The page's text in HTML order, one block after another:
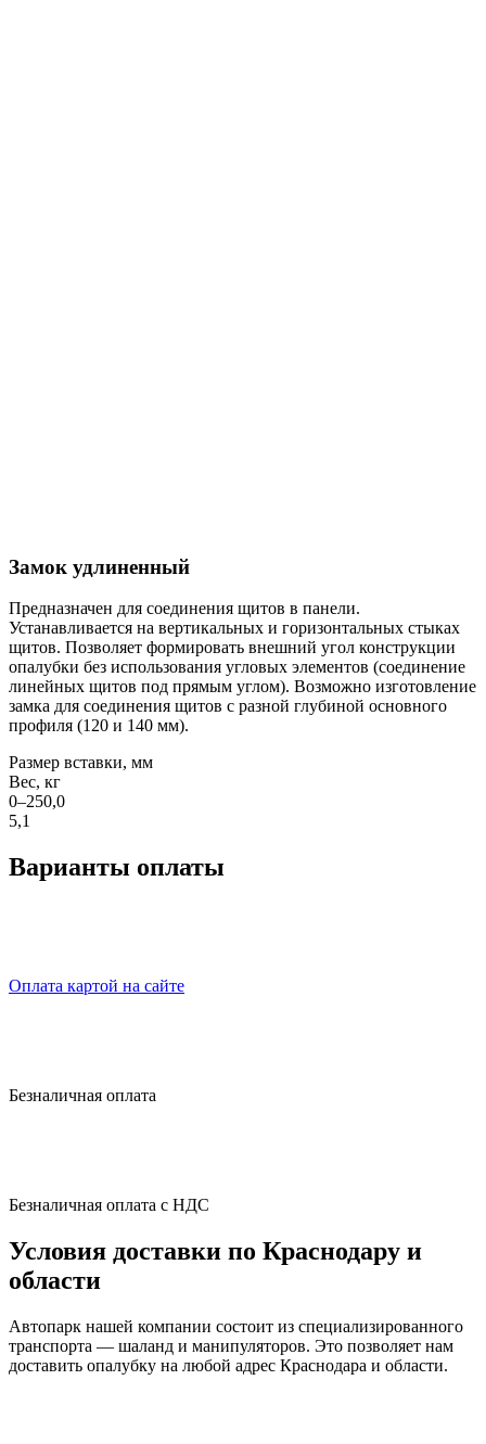
Замок удлиненный
Предназначен для соединения щитов в панели.
Устанавливается на вертикальных и горизонтальных стыках
щитов. Позволяет формировать внешний угол конструкции
опалубки без использования угловых элементов (соединение
линейных щитов под прямым углом). Возможно изготовление
замка для соединения щитов с разной глубиной основного
профиля (120 и 140 мм).
Размер вставки, мм
Вес, кг
0–250,0
5,1
Варианты оплаты
Оплата картой на сайте
Безналичная оплата
Безналичная оплата с НДС
Условия доставки по Краснодару и
области
Автопарк нашей компании состоит из специализированного
транспорта — шаланд и манипуляторов. Это позволяет нам
доставить опалубку на любой адрес Краснодара и области.